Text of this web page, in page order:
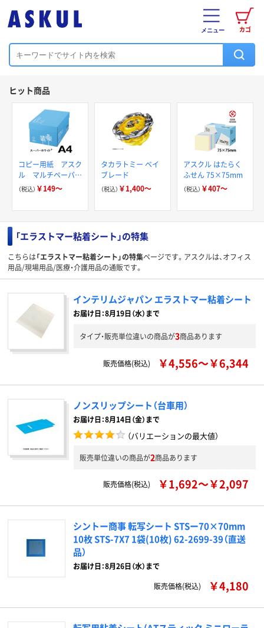
カゴ
メニュー
ヒット商品
コピー用紙 アスク
ル マルチペーパー
スーパーホワイト+
（税込） ￥149～
タカラトミー ベイ
ブレード
（税込） ￥1,400～
アスクル はたらく
ふせん 75×75mm
（税込） ￥407～
「エラストマー粘着シート」の特集
こちらは「エラストマー粘着シート」の特集ページです。アスクルは、オフィス
用品/現場用品/医療・介護用品の通販です。
インテリムジャパン エラストマー粘着シート
お届け日：8月19日（水）まで
タイプ・販売単位違いの商品が3商品あります
販売価格(税込) ￥4,556～￥6,344
ノンスリップシート（台車用）
お届け日：8月14日（金）まで
（バリエーションの最大値）
販売単位違いの商品が2商品あります
販売価格(税込) ￥1,692～￥2,097
シントー商事 転写シート STSー70×70mm
10枚 STS-7X7 1袋(10枚) 62-2699-39（直送
品）
お届け日：8月26日（水）まで
販売価格(税込)
￥4,180